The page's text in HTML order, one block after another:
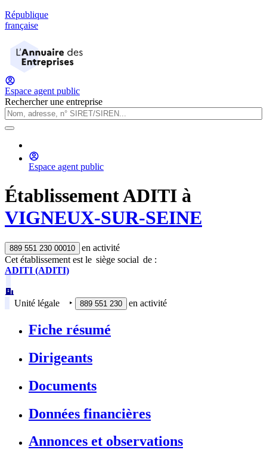
République
française
Espace agent public
Rechercher une entreprise
Espace agent public
ÉtablissementADITI à
VIGNEUX-SUR-SEINE
889 551 230 00010
en activité
Cet établissement est le siège social de :
ADITI (ADITI)
Unité légale ‣ 889 551 230 en activité
Fiche résumé
Dirigeants
Documents
Données financières
Annonces et observations